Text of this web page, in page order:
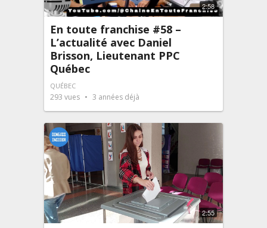
2:58
En toute franchise #58 –
L’actualité avec Daniel
Brisson, Lieutenant PPC
Québec
QUÉBEC
293 vues 3 années déjà
2:55